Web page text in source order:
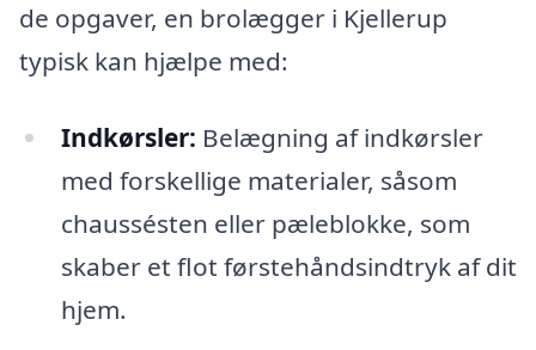
de opgaver, en brolægger i Kjellerup
typisk kan hjælpe med:
Indkørsler: Belægning af indkørsler
med forskellige materialer, såsom
chaussésten eller pæleblokke, som
skaber et flot førstehåndsindtryk af dit
hjem.